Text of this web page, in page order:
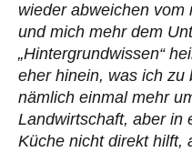
wieder abweichen vom
und mich mehr dem
„Hintergrundwissen“
eher hinein, was ich zu
nämlich einmal mehr
Landwirtschaft, aber in
Küche nicht direkt hilft,